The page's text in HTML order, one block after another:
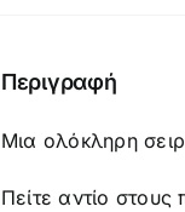
Περιγραφή
Μια ολόκληρη
Πείτε αντίο